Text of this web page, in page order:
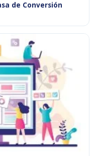
de Conversión